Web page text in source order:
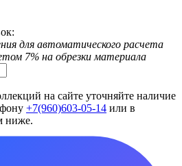
для автоматического расчета
7% на обрезки материала
на сайте уточняйте наличие
+7(960)603-05-14 или в
ниже.